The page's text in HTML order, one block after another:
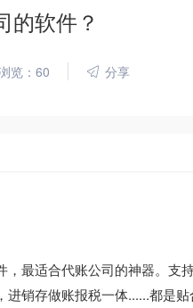
的软件？
览：60 分享
，最适合代账公司的神器。
进销存做账报税一体......都是